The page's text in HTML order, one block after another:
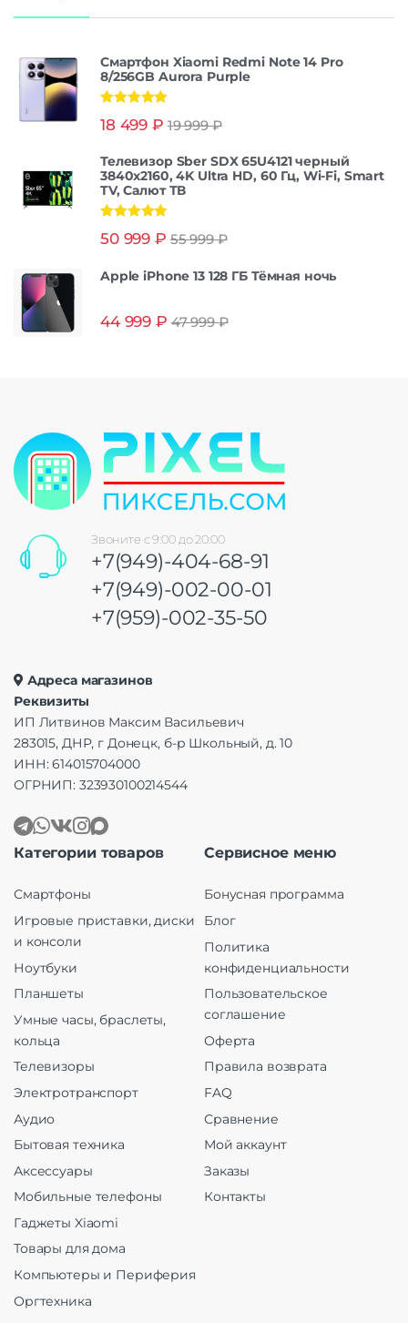
Смартфон Xiaomi Redmi Note 14 Pro
8/256GB Aurora Purple
из 5
18 499 ₽ 19 999₽
Телевизор Sber SDX 65U4121 черный
3840x2160, 4K Ultra HD, 60 Гц, Wi-Fi, Smart
TV, Салют ТВ
из 5
50 999 ₽ 55 999₽
Apple iPhone 13 128 ГБ Тёмная ночь
44 999 ₽ 47 999₽
Звоните с 9:00 до 20:00
+7(949)-404-68-91
+7(949)-002-00-01
+7(959)-002-35-50
Адреса магазинов
Реквизиты
ИП Литвинов Максим Васильевич
283015, ДНР, г Донецк, б-р Школьный, д. 10
ИНН: 614015704000
ОГРНИП: 323930100214544
Категории товаров
Смартфоны
Игровые приставки, диски
и консоли
Ноутбуки
Планшеты
Умные часы, браслеты,
кольца
Телевизоры
Электротранспорт
Аудио
Бытовая техника
Аксессуары
Мобильные телефоны
Гаджеты Xiaomi
Товары для дома
Компьютеры и Периферия
Оргтехника
Сервисное меню
Бонусная программа
Блог
Политика
конфиденциальности
Пользовательское
соглашение
Оферта
Правила возврата
FAQ
Сравнение
Мой аккаунт
Заказы
Контакты